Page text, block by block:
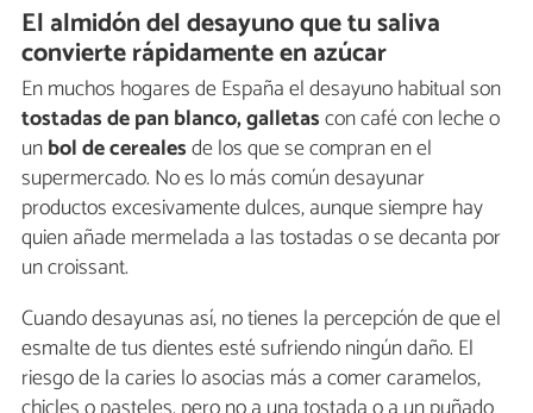
El almidón del desayuno que tu saliva
convierte rápidamente en azúcar
En muchos hogares de España el desayuno habitual son
tostadas de pan blanco, galletascon café con leche o
unbol de cerealesde los que se compran en el
supermercado. No es lo más común desayunar
productos excesivamente dulces, aunque siempre hay
quien añade mermelada a las tostadas o se decanta por
un croissant.
Cuando desayunas así, no tienes la percepción de que el
esmalte de tus dientes esté sufriendo ningún daño. El
riesgo de la caries lo asocias más a comer caramelos,